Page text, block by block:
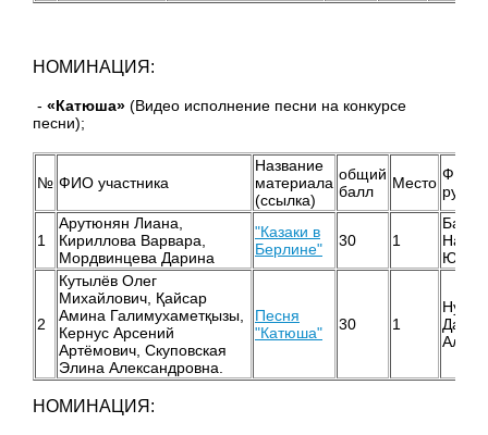
НОМИНАЦИЯ:
- «Катюша» (Видео исполнение песни на конкурсе
песни);
№ ФИО участника
Название
материала
(ссылка)
общий
балл
Место ФИО
1
Арутюнян Лиана,
Кириллова Варвара,
Мордвинцева Дарина
"Казаки в
Берлине"
30 1
2
Кутылёв Олег
Михайлович, Қайсар
Амина Галимухаметқызы,
Кернус Арсений
Артёмович, Скуповская
Элина Александровна.
Песня
"Катюша"
30 1
НОМИНАЦИЯ: